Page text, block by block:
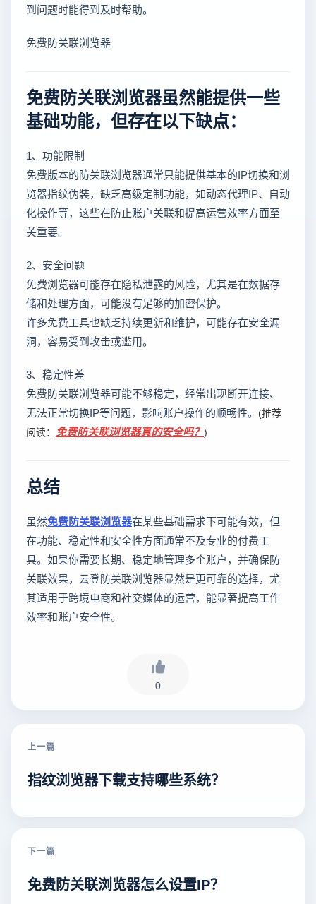
到问题时能得到及时帮助。
免费防关联浏览器
免费防关联浏览器虽然能提供一些
基础功能，但存在以下缺点：
1、功能限制
免费版本的防关联浏览器通常只能提供基本的IP切换和浏
览器指纹伪装，缺乏高级定制功能，如动态代理IP、自动
化操作等，这些在防止账户关联和提高运营效率方面至
关重要。
2、安全问题
免费浏览器可能存在隐私泄露的风险，尤其是在数据存
储和处理方面，可能没有足够的加密保护。
许多免费工具也缺乏持续更新和维护，可能存在安全漏
洞，容易受到攻击或滥用。
3、稳定性差
免费防关联浏览器可能不够稳定，经常出现断开连接、
无法正常切换IP等问题，影响账户操作的顺畅性。 (推荐
阅读： 免费防关联浏览器真的安全吗？ )
总结
虽然免费防关联浏览器在某些基础需求下可能有效，但
在功能、稳定性和安全性方面通常不及专业的付费工
具。如果你需要长期、稳定地管理多个账户，并确保防
关联效果，云登防关联浏览器显然是更可靠的选择，尤
其适用于跨境电商和社交媒体的运营，能显著提高工作
效率和账户安全性。
0
上一篇
指纹浏览器下载支持哪些系统？
下一篇
免费防关联浏览器怎么设置IP？